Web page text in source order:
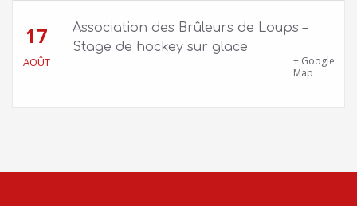
17
AOÛT
Association des Brûleurs de Loups –
Stage de hockey sur glace
+ Google
Map